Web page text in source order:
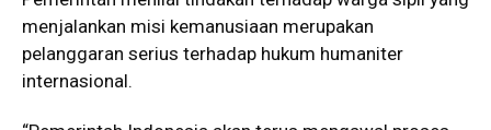
menjalankan misi kemanusiaan merupakan
pelanggaran serius terhadap hukum humaniter
internasional.